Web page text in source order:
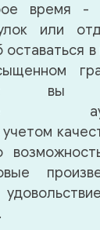
prokljatij_5
prokljatij_5
prokljatij_5
prokljatij_5
prokljatij_5
prokljatij_5
prokljatij_5
время -
или
в
вы